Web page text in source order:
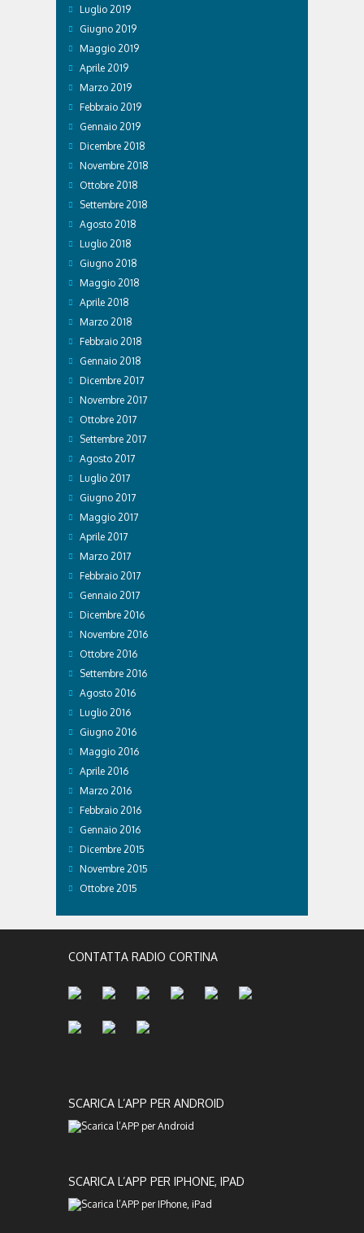
Luglio 2019
Giugno 2019
Maggio 2019
Aprile 2019
Marzo 2019
Febbraio 2019
Gennaio 2019
Dicembre 2018
Novembre 2018
Ottobre 2018
Settembre 2018
Agosto 2018
Luglio 2018
Giugno 2018
Maggio 2018
Aprile 2018
Marzo 2018
Febbraio 2018
Gennaio 2018
Dicembre 2017
Novembre 2017
Ottobre 2017
Settembre 2017
Agosto 2017
Luglio 2017
Giugno 2017
Maggio 2017
Aprile 2017
Marzo 2017
Febbraio 2017
Gennaio 2017
Dicembre 2016
Novembre 2016
Ottobre 2016
Settembre 2016
Agosto 2016
Luglio 2016
Giugno 2016
Maggio 2016
Aprile 2016
Marzo 2016
Febbraio 2016
Gennaio 2016
Dicembre 2015
Novembre 2015
Ottobre 2015
CONTATTA RADIO CORTINA
SCARICA L’APP PER ANDROID
SCARICA L’APP PER IPHONE, IPAD